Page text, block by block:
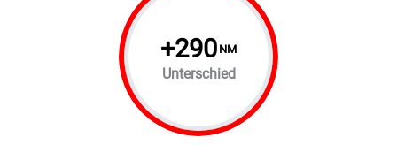
+290 NM
Unterschied